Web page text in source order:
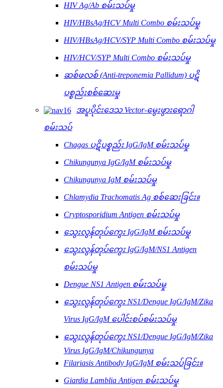
HIV Ag/Ab စမ်းသပ်မှု
HIV/HBsAg/HCV Multi Combo စမ်းသပ်မှု
HIV/HBsAg/HCV/SYP Multi Combo စမ်းသပ်မှု
HIV/HCV/SYP Multi Combo စမ်းသပ်မှု
ဆစ်ဖလစ် (Anti-treponemia Pallidum) ပဋိ
ပစ္စည်းစစ်ဆေးမှု
အပူပိုင်းဒေသ Vector-မွေးဖွားရောဂါ
စမ်းသပ်
Chagas ပဋိပစ္စည်း IgG/IgM စမ်းသပ်မှု
Chikungunya IgG/IgM စမ်းသပ်မှု
Chikungunya IgM စမ်းသပ်မှု
Chlamydia Trachomatis Ag စစ်ဆေးခြင်း။
Cryptosporidium Antigen စမ်းသပ်မှု
သွေးလွန်တုပ်ကွေး IgG/IgM စမ်းသပ်မှု
သွေးလွန်တုပ်ကွေး IgG/IgM/NS1 Antigen
စမ်းသပ်မှု
Dengue NS1 Antigen စမ်းသပ်မှု
သွေးလွန်တုပ်ကွေး NS1/Dengue IgG/IgM/Zika
Virus IgG/IgM ပေါင်းစပ်စမ်းသပ်မှု
သွေးလွန်တုပ်ကွေး NS1/Dengue IgG/IgM/Zika
Virus IgG/IgM/Chikungunya
Filariasis Antibody IgG/IgM စမ်းသပ်ခြင်း။
Giardia Lamblia Antigen စမ်းသပ်မှု